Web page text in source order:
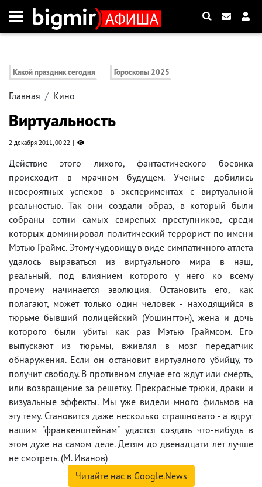
Какой праздник сегодня Гороскопы 2025
Главная Кино
Виртуальность
2 декабря 2011, 00:22
Действие этого лихого, фантастического боевика
происходит в мрачном будущем. Ученые добились
невероятных успехов в экспериментах с виртуальной
реальностью. Так они создали образ, в который были
собраны сотни самых свирепых преступников, среди
которых доминировал политический террорист по имени
Мэтью Граймс. Этому чудовищу в виде симпатичного атлета
удалось выраваться из виртуального мира в наш,
реальный, под влиянием которого у него ко всему
прочему начинается эволюция. Остановить его, как
полагают, может только один человек - находящийся в
тюрьме бывший полицейский (Уошингтон), жена и дочь
которого были убиты как раз Мэтью Граймсом. Его
выпускают из тюрьмы, вживляя в мозг передатчик
обнаружения. Если он остановит виртуалного убийцу, то
получит свободу. В противном случае его ждут или смерть,
или возвращение за решетку. Прекрасные трюки, драки и
визуальные эффекты. Мы уже видели много фильмов на
эту тему. Становится даже несколько страшновато - а вдруг
нашим "франкенштейнам" удастся создать что-нибудь в
этом духе на самом деле. Детям до двенадцати лет лучше
не смотреть. (М. Иванов)
Читайте нас в Google.News